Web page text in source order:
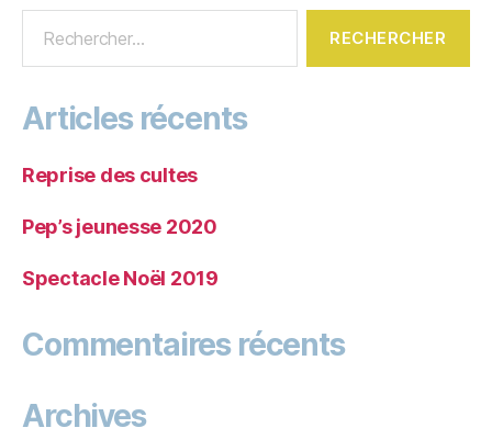
Articles récents
Reprise des cultes
Pep’s jeunesse 2020
Spectacle Noël 2019
Commentaires récents
Archives